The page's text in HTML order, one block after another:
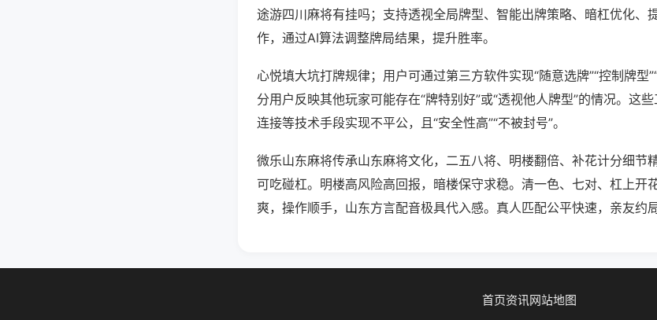
途游四川麻将有挂吗；支持透视全局牌型、智能出牌策略、暗杠优化、
作，通过AI算法调整牌局结果，提升胜率。
心悦填大坑打牌规律；用户可通过第三方软件实现“随意选牌”“控制牌型
分用户反映其他玩家可能存在“牌特别好”或“透视他人牌型”的情况。这
连接等技术手段实现不平公，且“安全性高”“不被封号”。
微乐山东麻将传承山东麻将文化，二五八将、明楼翻倍、补花计分细节
可吃碰杠。明楼高风险高回报，暗楼保守求稳。清一色、七对、杠上开
爽，操作顺手，山东方言配音极具代入感。真人匹配公平快速，亲友约
首页资讯网站地图